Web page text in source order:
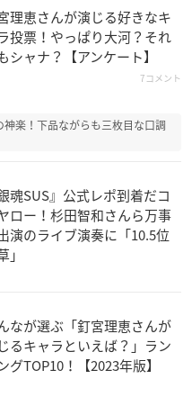
期） 血界戦線
たまと
ーGO
理恵さんが演じる好きなキ
投票！やっぱり大河？それ
シャナ？【アンケート】
7コメント
楽！下品ながらも三枚目な口調
銀魂SUS』公式レポ到着だコ
ロー！杉田智和さんら万事
演のライブ演奏に「10.5位
」
なが選ぶ「釘宮理恵さんが
るキャラといえば？」ラン
グTOP10！【2023年版】